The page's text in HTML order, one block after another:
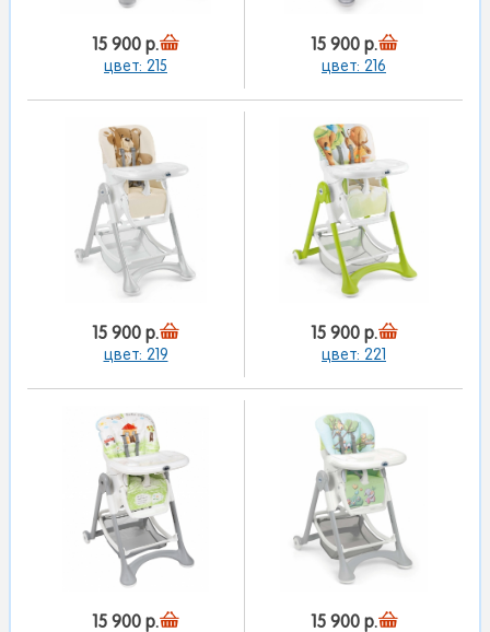
15 900 р.
цвет: 215
15 900 р.
цвет: 216
15 900 р.
цвет: 219
15 900 р.
цвет: 221
15 900 р. 15 900 р.